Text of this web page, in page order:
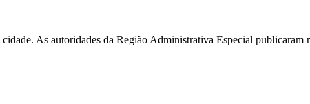
As autoridades da Região Administrativa Especial